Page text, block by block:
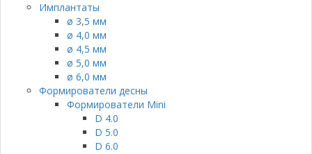
Имплантаты
ø 3,5 мм
ø 4,0 мм
ø 4,5 мм
ø 5,0 мм
ø 6,0 мм
Формирователи десны
Формирователи Mini
D 4.0
D 5.0
D 6.0